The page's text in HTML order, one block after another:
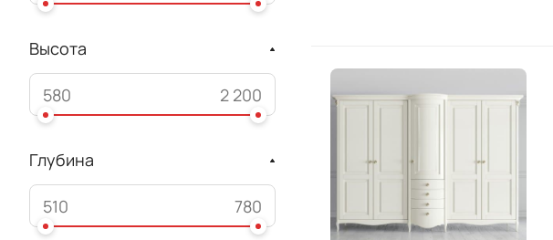
Высота
Глубина